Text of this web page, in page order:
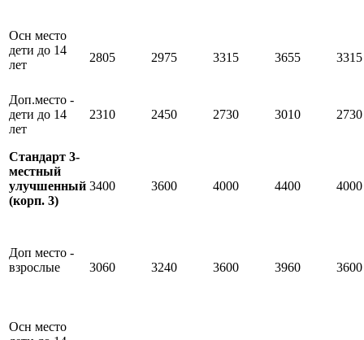
Осн место
дети до 14
лет
2805 2975 3315 3655 3315
Доп.место -
дети до 14
лет
2310 2450 2730 3010 2730
Стандарт 3-
местный
улучшенный
(корп. 3)
3400 3600 4000 4400 4000
Доп место -
взрослые
3060 3240 3600 3960 3600
Осн место